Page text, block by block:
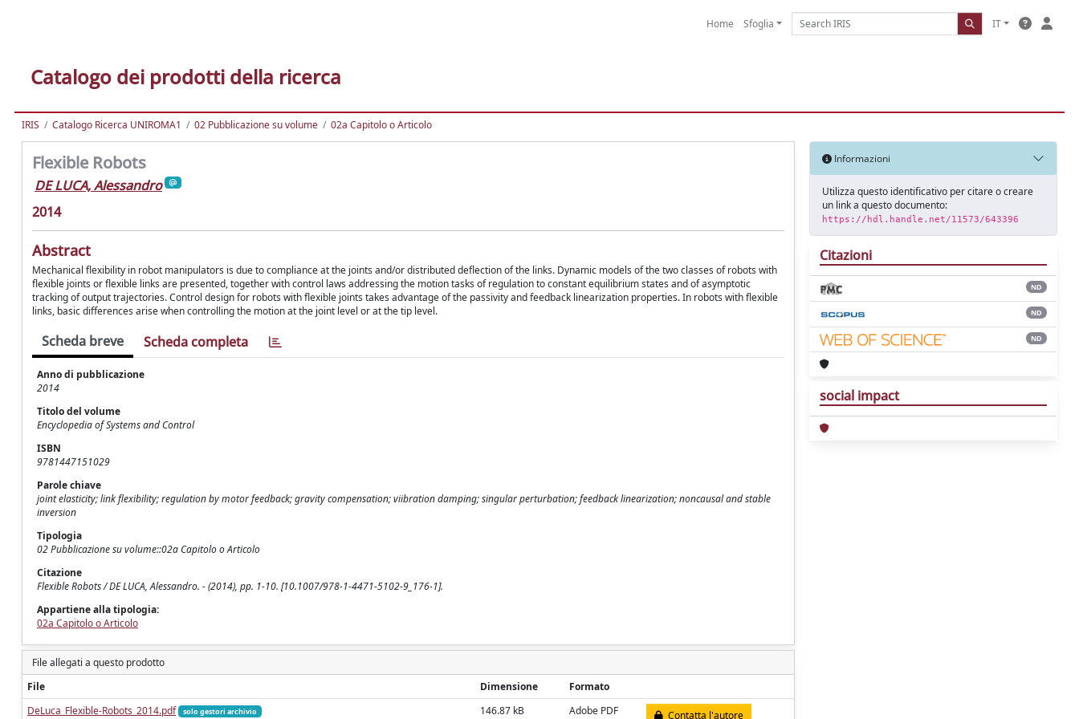
Home Sfoglia IT
Catalogo dei prodotti della ricerca
IRIS Catalogo Ricerca UNIROMA1 02 Pubblicazione su volume 02a Capitolo o Articolo
Flexible Robots
DE LUCA, Alessandro
2014
Abstract
Mechanical flexibility in robot manipulators is due to compliance at the joints and/or distributed deflection of the links. Dynamic models of the two classes of robots with
flexible joints or flexible links are presented, together with control laws addressing the motion tasks of regulation to constant equilibrium states and of asymptotic
tracking of output trajectories. Control design for robots with flexible joints takes advantage of the passivity and feedback linearization properties. In robots with flexible
links, basic differences arise when controlling the motion at the joint level or at the tip level.
Scheda breve Scheda completa
Anno di pubblicazione
2014
Titolo del volume
Encyclopedia of Systems and Control
ISBN
9781447151029
Parole chiave
joint elasticity; link flexibility; regulation by motor feedback; gravity compensation; viibration damping; singular perturbation; feedback linearization; noncausal and stable
inversion
Tipologia
02 Pubblicazione su volume::02a Capitolo o Articolo
Citazione
Flexible Robots / DE LUCA, Alessandro. - (2014), pp. 1-10. [10.1007/978-1-4471-5102-9_176-1].
Appartiene alla tipologia:
02a Capitolo o Articolo
File allegati a questo prodotto
File
Dimensione
Formato
DeLuca_Flexible-Robots_2014.pdf
solo gestori archivio 146.87 kB Adobe PDF Contatta l'autore
Informazioni
Utilizza questo identificativo per citare o creare
un link a questo documento:
https://hdl.handle.net/11573/643396
Citazioni
ND
ND
ND
social impact